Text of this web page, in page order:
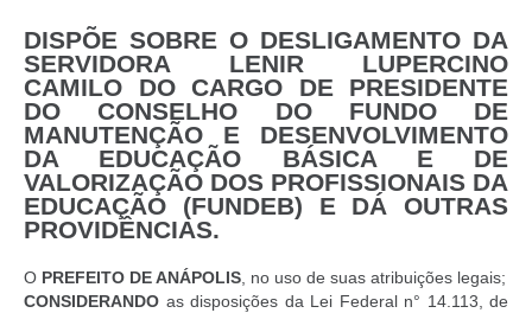
DISPÕE SOBRE O DESLIGAMENTO DA
SERVIDORA LENIR LUPERCINO
CAMILO DO CARGO DE PRESIDENTE
DO CONSELHO DO FUNDO DE
MANUTENÇÃO E DESENVOLVIMENTO
DA EDUCAÇÃO BÁSICA E DE
VALORIZAÇÃO DOS PROFISSIONAIS DA
EDUCAÇÃO (FUNDEB) E DÁ OUTRAS
PROVIDÊNCIAS.
O PREFEITO DE ANÁPOLIS , no uso de suas atribuições legais;
CONSIDERANDO as disposições da Lei Federal n° 14.113, de